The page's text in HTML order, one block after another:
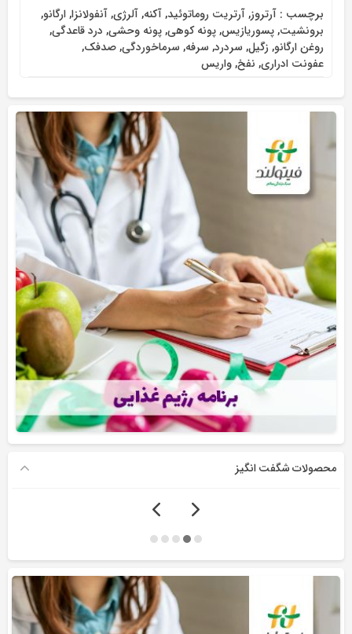
برچسب : آرتروز,آرتریت روماتوئید,آکنه,آلرژی,آنفولانزا,ارگانو,
برونشیت,پسوریازیس,پونه کوهی,پونه وحشی, درد قاعدگی,
روغن ارگانو, زگیل, سردرد, سرفه, سرماخوردگی,صدفک,
عفونت ادراری, نفخ,واریس
محصولات شگفت انگیز